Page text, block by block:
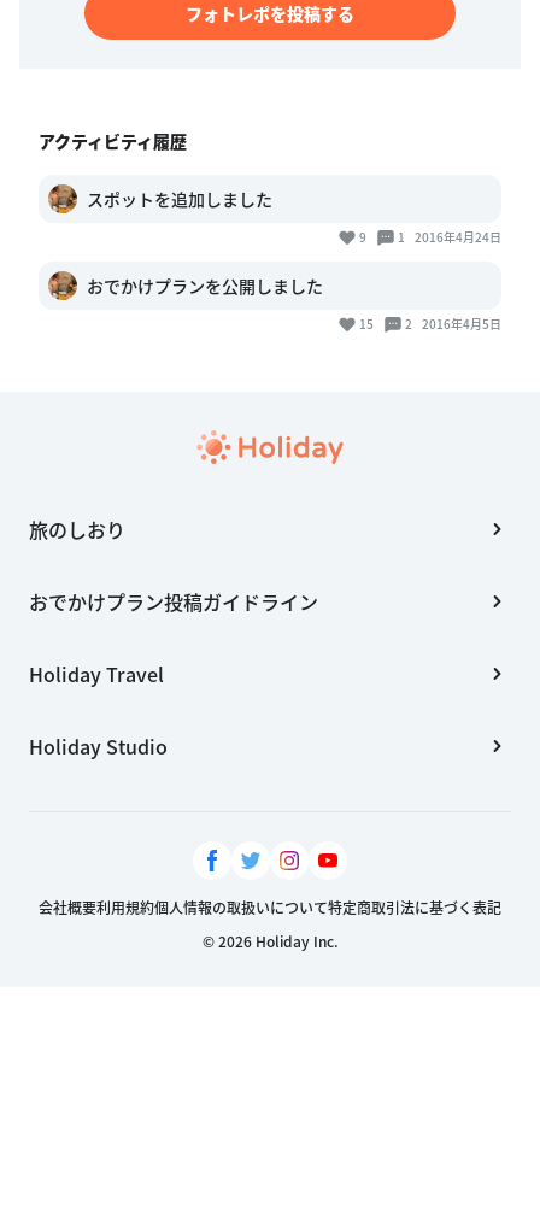
フォトレポを投稿する
アクティビティ履歴
スポットを追加しました
9 1 2016年4月24日
おでかけプランを公開しました
15 2 2016年4月5日
旅のしおり
おでかけプラン投稿ガイドライン
Holiday Travel
Holiday Studio
会社概要利用規約個人情報の取扱いについて特定商取引法に基づく表記
© 2026 Holiday Inc.